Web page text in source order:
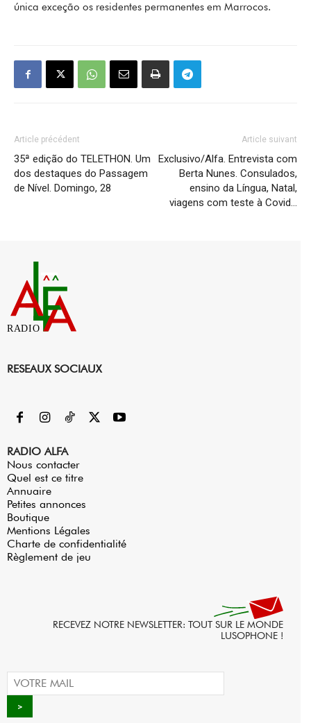
única exceção os residentes permanentes em Marrocos.
Article précédent
35ª edição do TELETHON. Um
dos destaques do Passagem
de Nível. Domingo, 28
Article suivant
Exclusivo/Alfa. Entrevista com
Berta Nunes. Consulados,
ensino da Língua, Natal,
viagens com teste à Covid…
RADIO
RESEAUX SOCIAUX
RADIO ALFA
Nous contacter
Quel est ce titre
Annuaire
Petites annonces
Boutique
Mentions Légales
Charte de confidentialité
Règlement de jeu
RECEVEZ NOTRE NEWSLETTER: TOUT SUR LE MONDE
LUSOPHONE !